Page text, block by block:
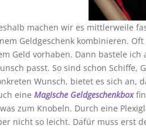
machen wir es mittlerweile
Geldgeschenk kombinieren.
Geld vorhaben. Dann bastele
passt. So sind schon Schiffe,
Wunsch, bietet es sich an,
eine Magische Geldgeschenkbox
zum Knobeln. Durch eine
nicht so leicht. Dafür muss erst